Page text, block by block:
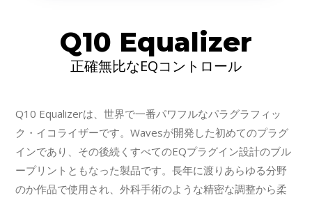
Q10 Equalizer
正確無比なEQコントロール
Q10 Equalizerは、世界で一番パワフルなパラグラフィッ
ク・イコライザーです。Wavesが開発した初めてのプラグ
インであり、その後続くすべてのEQプラグイン設計のブル
ープリントともなった製品です。長年に渡りあらゆる分野
のか作品で使用され、外科手術のような精密な調整から柔